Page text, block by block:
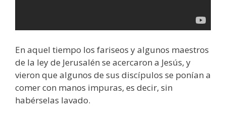
En aquel tiempo los fariseos y algunos maestros
de la ley de Jerusalén se acercaron a Jesús, y
vieron que algunos de sus discípulos se ponían a
comer con manos impuras, es decir, sin
habérselas lavado.